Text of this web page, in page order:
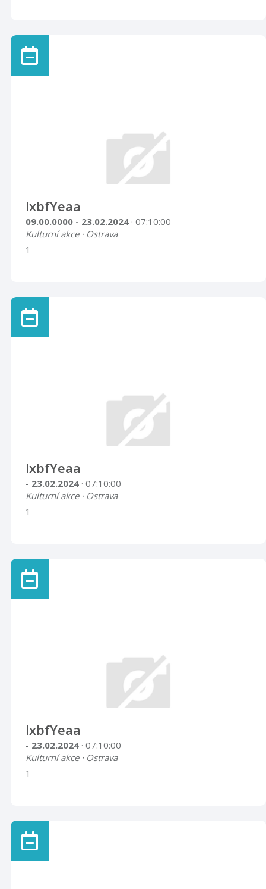
lxbfYeaa
09.00.0000 - 23.02.2024 · 07:10:00
Kulturní akce · Ostrava
1
lxbfYeaa
- 23.02.2024 · 07:10:00
Kulturní akce · Ostrava
1
lxbfYeaa
- 23.02.2024 · 07:10:00
Kulturní akce · Ostrava
1